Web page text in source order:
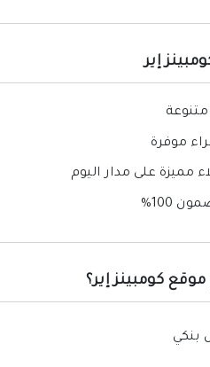
إير
موفرة
مميزة على مدار اليوم
100%
كومبينز إير؟
بنكي